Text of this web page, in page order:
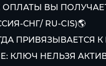
ОПЛАТЫ ВЫ
СНГ/ RU-CIS)🌎
ПРИВЯЗЫВАЕТСЯ
КЛЮЧ НЕЛЬЗЯ